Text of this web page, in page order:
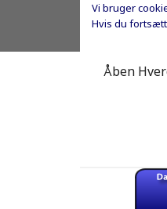
Vi bruger
Hvis du
Åben